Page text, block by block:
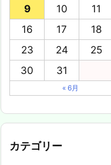
9
10 11
16
17 18
23
24 25
30
31
« 6月
カテゴリー